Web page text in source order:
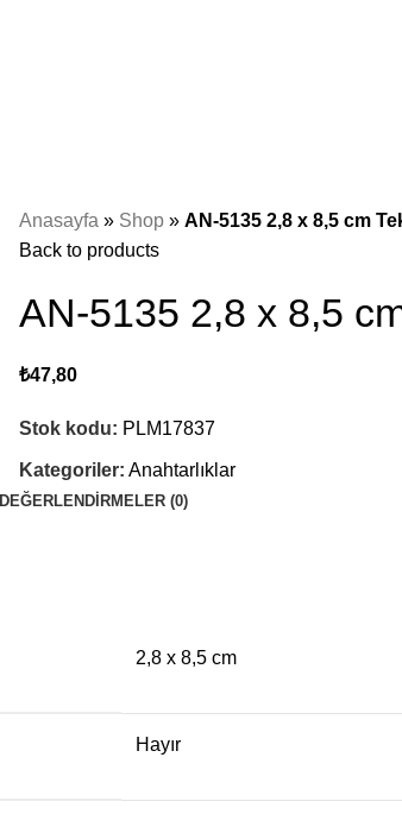
Anasayfa » Shop » AN-5135 2,8 x 8,5 cm
Back to products
AN-5135 2,8 x 8,5
₺47,80
Stok kodu: PLM17837
Kategoriler: Anahtarlıklar
DEĞERLENDIRMELER (0)
2,8 x 8,5 cm
Hayır